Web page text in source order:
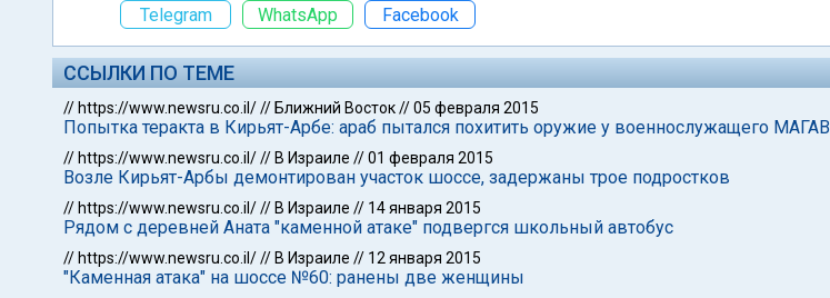
Telegram
WhatsApp Facebook
ССЫЛКИ ПО ТЕМЕ
// https://www.newsru.co.il/// Ближний Восток//05 февраля 2015
Попытка теракта в Кирьят-Арбе: араб пытался похитить оружие у военнослужащего МАГАВ
// https://www.newsru.co.il/// В Израиле //01 февраля 2015
Возле Кирьят-Арбы демонтирован участок шоссе, задержаны трое подростков
// https://www.newsru.co.il/// В Израиле // 14 января 2015
Рядом с деревней Аната "каменной атаке" подвергся школьный автобус
// https://www.newsru.co.il/// В Израиле // 12 января 2015
"Каменная атака" на шоссе №60: ранены две женщины